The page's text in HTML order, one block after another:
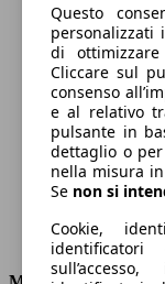
181 g/km
Emissioni di
Ø 7.9 l/100km
Consumi
Questo
personalizzati
di
Cliccare sul
consenso
e al relativo
pulsante in
dettaglio o
nella misura
Se non si
Cookie,